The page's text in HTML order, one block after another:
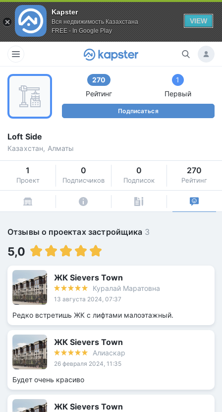
Kapster
Вся недвижимость Казахстана
FREE - In Google Play
VIEW
270
Рейтинг
1
Первый
Подписаться
Loft Side
Казахстан, Алматы
1
Проект
0
Подписчиков
0
Подписок
270
Рейтинг
Отзывы о проектах застройщика 3
5,0
ЖК Sievers Town
Куралай Маратовна
13 августа 2024, 07:37
Редко встретишь ЖК с лифтами малоэтажный.
ЖК Sievers Town
Алиаскар
26 февраля 2024, 11:35
Будет очень красиво
ЖК Sievers Town